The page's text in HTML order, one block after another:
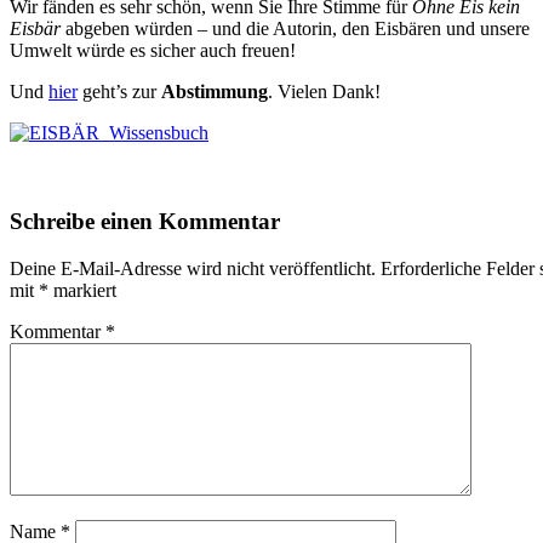
Wir fänden es sehr schön, wenn Sie Ihre Stimme fürOhne Eis kein
Eisbärabgeben würden – und die Autorin, den Eisbären und unsere
Umwelt würde es sicher auch freuen!
Und hiergeht’s zur Abstimmung. Vielen Dank!
Schreibe einen Kommentar
Deine E-Mail-Adresse wird nicht veröffentlicht. Erforderliche Felder
mit * markiert
Kommentar *
Name *